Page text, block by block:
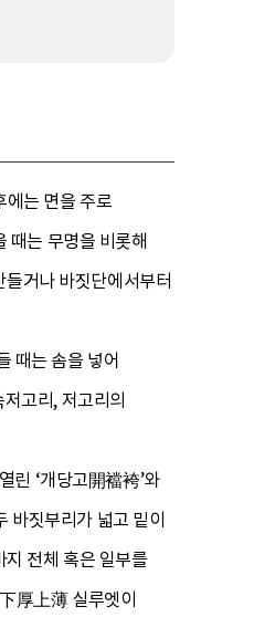
에는 면을 주로
때는 무명을 비롯해
거나 바짓단에서부터
때는 솜을 넣어
고리, 저고리의
린 ‘개당고開襠袴’와
바짓부리가 넓고 밑이
전체 혹은 일부를
厚上薄 실루엣이